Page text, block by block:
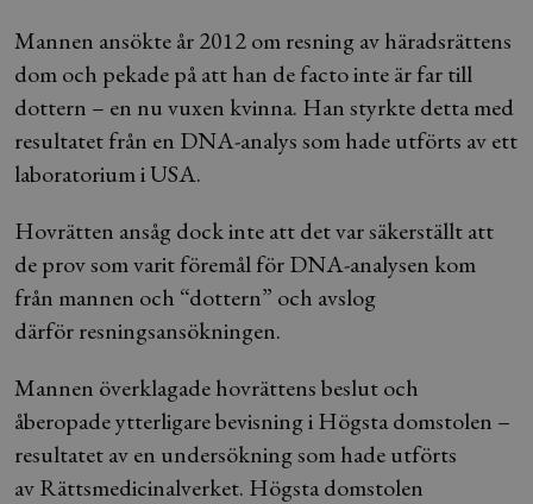
Mannen ansökte år 2012 om resning av häradsrättens
dom och pekade på att han de facto inte är far till
dottern – en nu vuxen kvinna. Han styrkte detta med
resultatet från en DNA-analys som hade utförts av ett
laboratorium i USA.
Hovrätten ansåg dock inte att det var säkerställt att
de prov som varit föremål för DNA-analysen kom
från mannen och “dottern” och avslog
därför resningsansökningen.
Mannen överklagade hovrättens beslut och
åberopade ytterligare bevisning i Högsta domstolen –
resultatet av en undersökning som hade utförts
av Rättsmedicinalverket. Högsta domstolen